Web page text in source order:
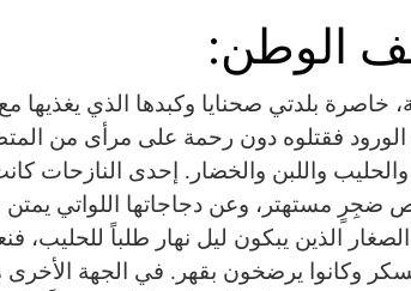
الوطن:
خاصرة بلدتي صحنايا وكبدها الذي
فقتلوه دون رحمة على مرأى من
واللبن والخضار. إحدى النازحات
ضجِرٍ مستهتر، وعن دجاجاتها اللواتي
الذين يبكون ليل نهار طلباً للحليب،
وكانوا يرضخون بقهر. في الجهة